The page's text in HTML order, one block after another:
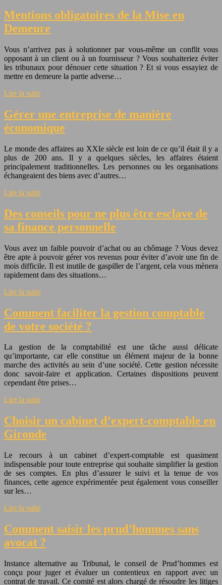
Mentions obligatoires de la Mise en
Demeure
Vous n’arrivez pas à solutionner par vous-même un conflit vous
opposant à un client ou à un fournisseur ? Vous souhaiteriez éviter
les tribunaux pour dénouer cette situation ? Et si vous essayiez de
mettre en demeure la partie adverse…
Lire la suite
Gérer une entreprise de manière
économique
Le monde des affaires au XXIe siècle est loin de ce qu’il était il y a
plus de 200 ans. Il y a quelques siècles, les affaires étaient
principalement traditionnelles. Les personnes ou les organisations
échangeaient des biens avec d’autres…
Lire la suite
Des conseils pour ne plus être esclave de
sa finance personnelle
Vous avez un faible pouvoir d’achat ou au chômage ? Vous devez
être apte à pouvoir gérer vos revenus pour éviter d’avoir une fin de
mois difficile. Il est inutile de gaspiller de l’argent, cela vous mènera
rapidement dans des situations…
Lire la suite
Comment faciliter la gestion comptable
de votre société ?
La gestion de la comptabilité est une tâche aussi délicate
qu’importante, car elle constitue un élément majeur de la bonne
marche des activités au sein d’une société. Cette gestion nécessite
donc savoir-faire et application. Certaines dispositions peuvent
cependant être prises…
Lire la suite
Choisir un cabinet d’expert-comptable en
Gironde
Le recours à un cabinet d’expert-comptable est quasiment
indispensable pour toute entreprise qui souhaite simplifier la gestion
de ses comptes. En plus d’assurer le suivi et la tenue de vos
finances, cette agence expérimentée peut également vous conseiller
sur les…
Lire la suite
Comment saisir les prud’hommes sans
avocat ?
Instance alternative au Tribunal, le conseil de Prud’hommes est
conçu pour juger et évaluer un contentieux en rapport avec un
contrat de travail. Ce comité est alors chargé de résoudre les litiges